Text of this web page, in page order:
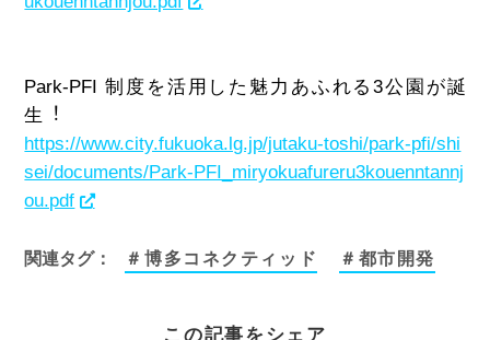
Park-PFI 制度を活用した魅力あふれる3公園が誕
生︕
https://www.city.fukuoka.lg.jp/jutaku-toshi/park-pfi/shi
sei/documents/Park-PFI_miryokuafureru3kouenntannj
ou.pdf
関連タグ： ＃博多コネクティッド ＃都市開発
この記事をシェア